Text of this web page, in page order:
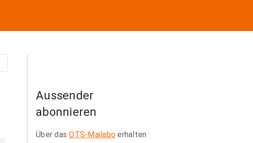
Aussender
abonnieren
Über dasOTS-Mailabo erhalten